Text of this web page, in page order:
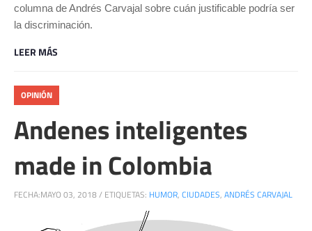
columna de Andrés Carvajal sobre cuán justificable podría ser
la discriminación.
LEER MÁS
OPINIÓN
Andenes inteligentes
made in Colombia
FECHA:MAYO 03, 2018/ ETIQUETAS: HUMOR, CIUDADES, ANDRÉS CARVAJAL